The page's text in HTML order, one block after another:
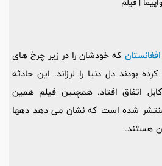
که خودشان را در زیر چرخ های
بودند دل دنیا را لرزاند. این حادثه
اتفاق افتاد. همچنین فیلم همین
منتشر شده است که نشان می دهد دهها
هستند.